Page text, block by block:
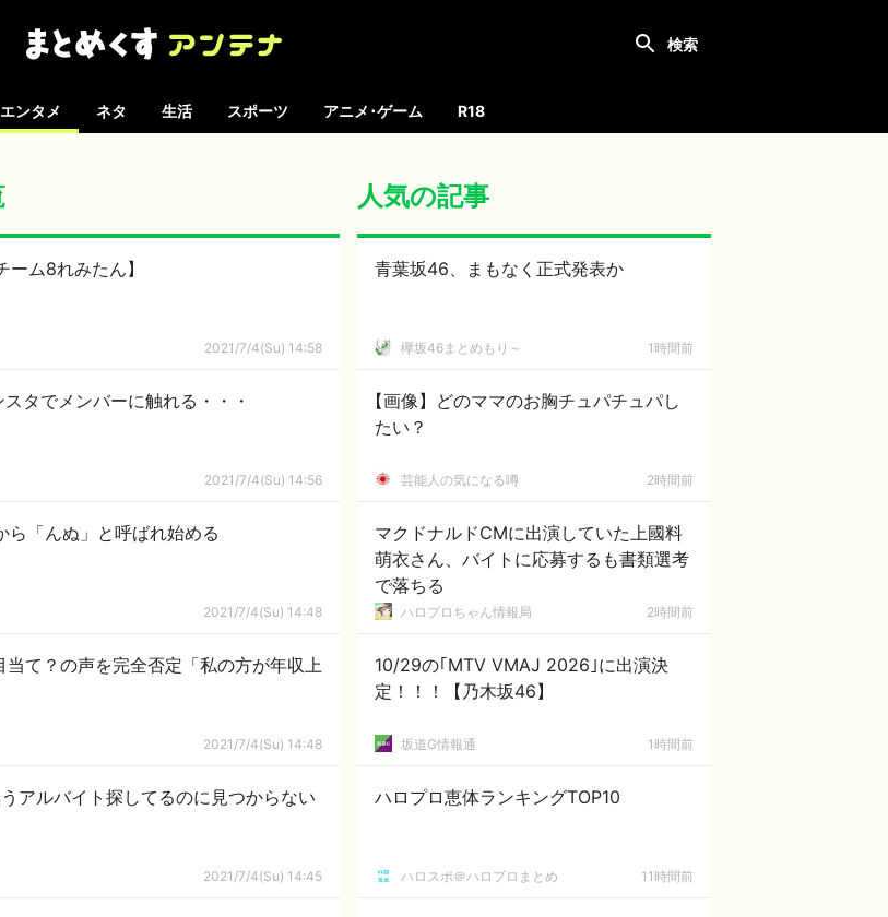
エンタメ ネタ 生活 スポーツ アニメ･ゲーム R18
ム8れみたん】
2021/7/4(Su) 14:58
タでメンバーに触れる・・・
2021/7/4(Su) 14:56
ら「んぬ」と呼ばれ始める
2021/7/4(Su) 14:48
て？の声を完全否定「私の方が年収上
2021/7/4(Su) 14:48
アルバイト探してるのに見つからない
2021/7/4(Su) 14:45
人気の記事
青葉坂46、まもなく正式発表か
欅坂46まとめもり～ 1時間前
【画像】どのママのお胸チュパチュパし
たい？
芸能人の気になる噂 2時間前
マクドナルドCMに出演していた上國料
萌衣さん、バイトに応募するも書類選考
で落ちる
ハロプロちゃん情報局 2時間前
10/29の｢MTV VMAJ 2026｣に出演決
定！！！【乃木坂46】
坂道G情報通 1時間前
ハロプロ恵体ランキングTOP10
ハロスポ＠ハロプロまとめ 11時間前